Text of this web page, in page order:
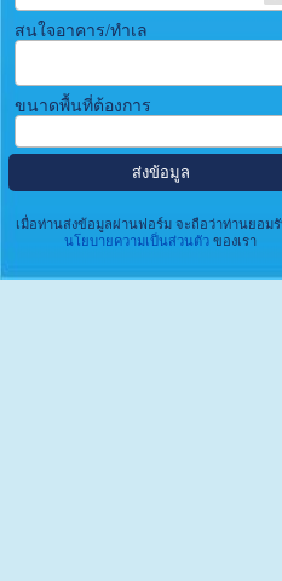
สนใจอาคาร/ทำเล
ขนาดพื้นที่ต้องการ
เมื่อท่านส่งข้อมูลผ่านฟอร์ม จะถือว่าท่านยอม
นโยบายความเป็นส่วนตัวของเรา